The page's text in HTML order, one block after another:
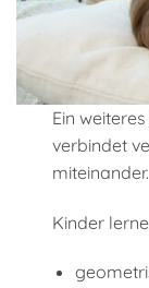
Ein
verbindet
miteinander.
Kinder